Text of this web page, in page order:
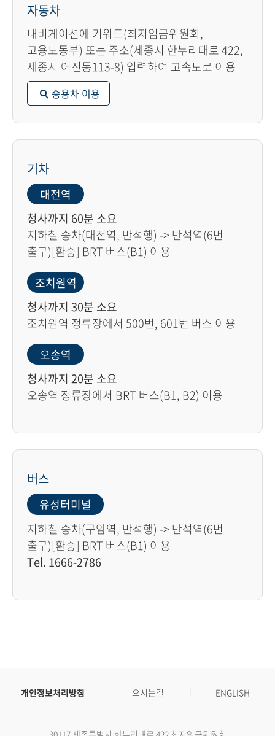
자동차
내비게이션에 키워드(최저임금위원회,
고용노동부) 또는 주소(세종시 한누리대로 422,
세종시 어진동113-8) 입력하여 고속도로 이용
승용차 이용
기차
대전역
청사까지 60분 소요
지하철 승차(대전역, 반석행) -> 반석역(6번
출구)[환승] BRT 버스(B1) 이용
조치원역
청사까지 30분 소요
조치원역 정류장에서 500번, 601번 버스 이용
오송역
청사까지 20분 소요
오송역 정류장에서 BRT 버스(B1, B2) 이용
버스
유성터미널
지하철 승차(구암역, 반석행) -> 반석역(6번
출구)[환승] BRT 버스(B1) 이용
Tel. 1666-2786
개인정보처리방침 오시는길 ENGLISH